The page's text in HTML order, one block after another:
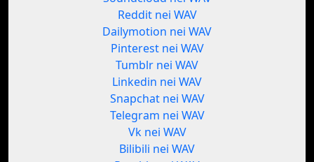
Reddit nei WAV
Dailymotion nei WAV
Pinterest nei WAV
Tumblr nei WAV
Linkedin nei WAV
Snapchat nei WAV
Telegram nei WAV
Vk nei WAV
Bilibili nei WAV